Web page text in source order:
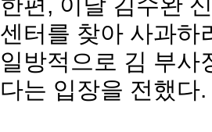
센터를 찾아 사과하
일방적으로 김 부사
다는 입장을 전했다.